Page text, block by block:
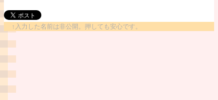
↑入力した名前は非公開。押しても安心です。